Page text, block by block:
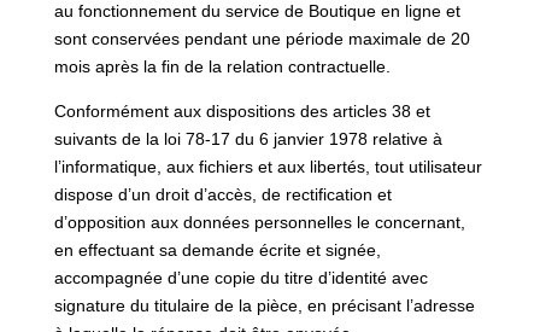
au fonctionnement du service de Boutique en ligne et
sont conservées pendant une période maximale de 20
mois après la fin de la relation contractuelle.
Conformément aux dispositions des articles 38 et
suivants de la loi 78-17 du 6 janvier 1978 relative à
l’informatique, aux fichiers et aux libertés, tout utilisateur
dispose d’un droit d’accès, de rectification et
d’opposition aux données personnelles le concernant,
en effectuant sa demande écrite et signée,
accompagnée d’une copie du titre d’identité avec
signature du titulaire de la pièce, en précisant l’adresse